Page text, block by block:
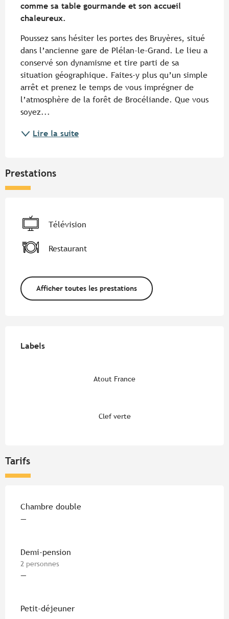
comme sa table gourmande et son accueil
chaleureux.
Poussez sans hésiter les portes des Bruyères, situé
dans l’ancienne gare de Plélan-le-Grand. Le lieu a
conservé son dynamisme et tire parti de sa
situation géographique. Faites-y plus qu’un simple
arrêt et prenez le temps de vous imprégner de
l’atmosphère de la forêt de Brocéliande. Que vous
soyez...
Lire la suite
Prestations
Télévision
Restaurant
Afficher toutes les prestations
Labels
Labels
Atout France
Clef verte
Tarifs
Tarifs 2026
Chambre double
—
Demi-pension
2 personnes
—
Petit-déjeuner